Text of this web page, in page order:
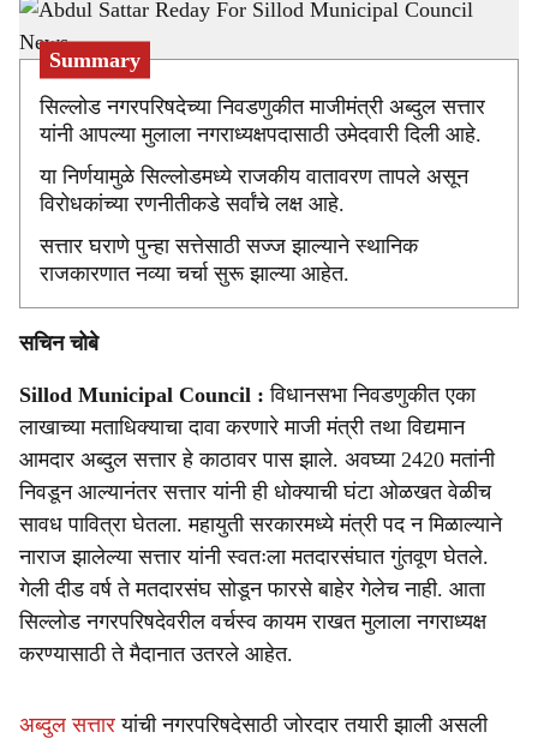
h
Abdul Sattar Reday For Sillod Municipal Council News-Sarkarnama
Summary
सिल्लोड नगरपरिषदेच्या निवडणुकीत माजीमंत्री अब्दुल सत्तार
यांनी आपल्या मुलाला नगराध्यक्षपदासाठी उमेदवारी दिली आहे.
या निर्णयामुळे सिल्लोडमध्ये राजकीय वातावरण तापले असून
विरोधकांच्या रणनीतीकडे सर्वांचे लक्ष आहे.
सत्तार घराणे पुन्हा सत्तेसाठी सज्ज झाल्याने स्थानिक
राजकारणात नव्या चर्चा सुरू झाल्या आहेत.
सचिन चोबे
Sillod Municipal Council : विधानसभा निवडणुकीत एका
लाखाच्या मताधिक्याचा दावा करणारे माजी मंत्री तथा विद्यमान
आमदार अब्दुल सत्तार हे काठावर पास झाले. अवघ्या 2420 मतांनी
निवडून आल्यानंतर सत्तार यांनी ही धोक्याची घंटा ओळखत वेळीच
सावध पावित्रा घेतला. महायुती सरकारमध्ये मंत्री पद न मिळाल्याने
नाराज झालेल्या सत्तार यांनी स्वतःला मतदारसंघात गुंतवूण घेतले.
गेली दीड वर्ष ते मतदारसंघ सोडून फारसे बाहेर गेलेच नाही. आता
सिल्लोड नगरपरिषदेवरील वर्चस्व कायम राखत मुलाला नगराध्यक्ष
करण्यासाठी ते मैदानात उतरले आहेत.
अब्दुल सत्तार यांची नगरपरिषदेसाठी जोरदार तयारी झाली असली